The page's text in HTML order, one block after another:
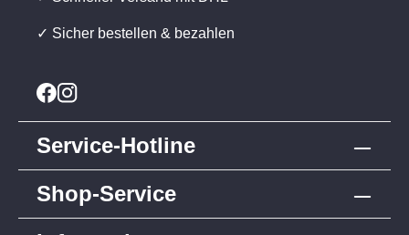
✓ Sicher bestellen & bezahlen
Service-Hotline
Shop-Service